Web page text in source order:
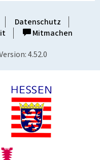
Datenschutz
Mitmachen
4.52.0